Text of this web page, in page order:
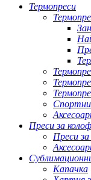
Термопреси
Преси за
Преси
Капачка